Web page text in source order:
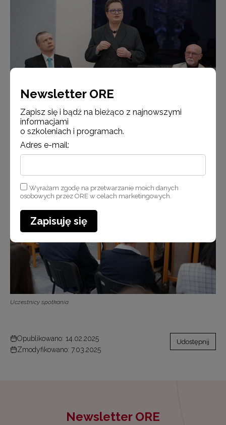
od lewej: Krzysztof Maryl (Wicedyrektor ORE), Katarzyna Lubnauer
(Sekretarz stanu MEN), Andrzej Suchenek (Dyrektor ORE)
Uczestnicy spotkania
Opublikowano: 14.02.2025
Zmodyfikowano: 7.03.2025
Udostępnij
Newsletter ORE
Newsletter ORE
Zapisz się i bądź na bieżąco z najnowszymi
informacjami
o szkoleniach i programach.
Adres e-mail:
Wyrażam zgodę na przetwarzanie moich danych
osobowych przez ORE w celach marketingowych.
Zapisuję się